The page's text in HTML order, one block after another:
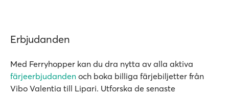
Erbjudanden
Med Ferryhopper kan du dra nytta av alla aktiva
färjeerbjudanden och boka billiga färjebiljetter från
Vibo Valentia till Lipari. Utforska de senaste